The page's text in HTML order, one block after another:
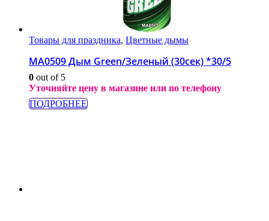
Товары для праздника, Цветные дымы
МА0509 Дым Green/Зеленый (30сек) *30/5
0 out of 5
Уточняйте цену в магазине или по телефону
ПОДРОБНЕЕ